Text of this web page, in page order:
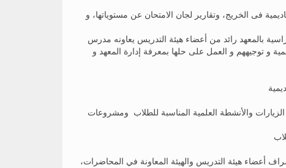
فى الخريج، وتقارير لجان الامتحان عن مستوياتها، و
بالمعهد رائد من أعضاء هيئة التدريس يعاونه مدرس
و توجيههم و العمل على حلها بمعرفة إدارة المعهد و
والأنشطة العلمية المناسبة للطلاب ومشروعات
أعضاء هيئة التدريس والهيئة المعاونة في المحاضرات،